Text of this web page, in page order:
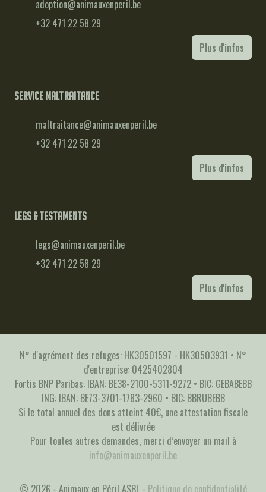
adoption@animauxenperil.be
+32 471 22 58 29
Plus d'infos
Service maltraitance
maltraitance@animauxenperil.be
+32 471 22 58 29
Plus d'infos
Legs & testaments
legs@animauxenperil.be
+32 471 22 58 29
Plus d'infos
N° d'agrément des refuges: HK30501597 - HK30503931 • N°
d'entreprise: 0425402804
Fortis BNP Paribas: IBAN: BE38-2100-5311-9272 • BIC: GEBABEBB
ING: IBAN: BE73-3701-1783-2960 • BIC: BBRUBEBB
Si le total annuel des dons atteint 40€, une attestation fiscale
est délivrée
Pour toutes autres demandes, merci d’envoyer un mail à
info@animauxenperil.be
© 2026 - Animaux en Péril ASBL - Politique de confidentialité